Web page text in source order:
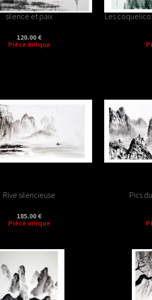
silence et paix
120.00 €
Pièce unique
Les
Rive silencieuse
185.00 €
Pièce unique
Pics